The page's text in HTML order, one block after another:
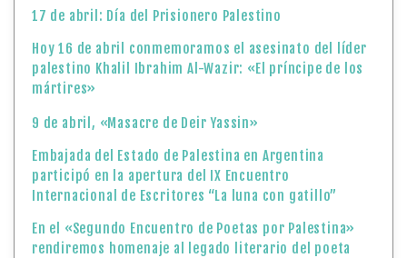
17 de abril: Día del Prisionero Palestino
Hoy 16 de abril conmemoramos el asesinato del líder
palestino Khalil Ibrahim Al-Wazir: «El príncipe de los
mártires»
9 de abril, «Masacre de Deir Yassin»
Embajada del Estado de Palestina en Argentina
participó en la apertura del IX Encuentro
Internacional de Escritores “La luna con gatillo”
En el «Segundo Encuentro de Poetas por Palestina»
rendiremos homenaje al legado literario del poeta